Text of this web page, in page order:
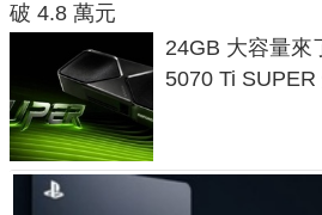
破 4.8 萬元
24GB 大容量來
5070 Ti